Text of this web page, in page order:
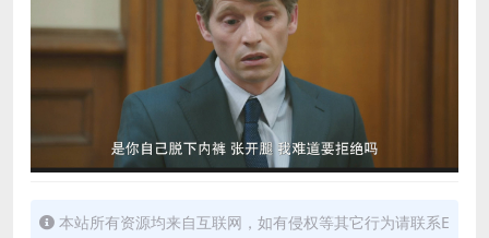
本站所有资源均来自互联网，如有侵权等其它行为请联系E